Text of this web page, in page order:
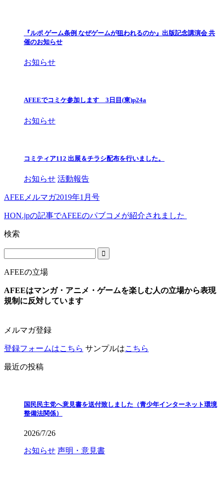
『ルポ ゲーム条例 なぜゲームが狙われるのか』出版記念講演会 共
催のお知らせ
お知らせ
AFEEでコミケ参加します 3日目(東)p24a
お知らせ
コミティア112 出展＆チラシ配布を行いました。
お知らせ 活動報告
AFEEメルマガ2019年1月号
HON.jpの記事でAFEEのパブコメが紹介されました
検索
AFEEの立場
AFEEはマンガ・アニメ・ゲームを楽しむ人の立場から表現
規制に反対しています
メルマガ登録
登録フォームはこちら サンプルはこちら
最近の投稿
国民民主党へ意見書を送付致しました（青少年インターネット環境
整備法関係）
2026/7/26
お知らせ 声明・意見書